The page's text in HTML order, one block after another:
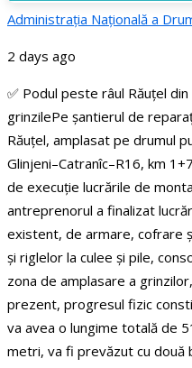
Administraţia Națională a
2 days ago
✅ Podul peste râul Răuțel
grinzilePe șantierul de
Răuțel, amplasat pe drumul
Glinjeni–Catranîc–R16, km
de execuție lucrările de
antreprenorul a finalizat
existent, de armare, cofrare
și riglelor la culee și pile,
zona de amplasare a
prezent, progresul fizic
va avea o lungime totală de
metri, va fi prevăzut cu două